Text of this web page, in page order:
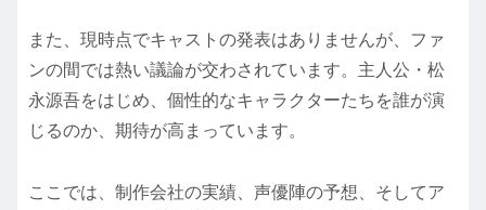
また、現時点でキャストの発表はありませんが、ファ
ンの間では熱い議論が交わされています。主人公・松
永源吾をはじめ、個性的なキャラクターたちを誰が演
じるのか、期待が高まっています。
ここでは、制作会社の実績、声優陣の予想、そしてア